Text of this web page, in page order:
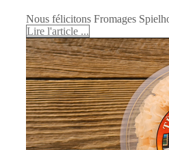
Nous félicitons Fromages
Lire l'article ...